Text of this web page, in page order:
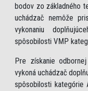
bodov zo základného
uchádzač nemôže
vykonaniu
spôsobilosti VMP
Pre získanie
vykoná uchádzač
spôsobilosti kategórie